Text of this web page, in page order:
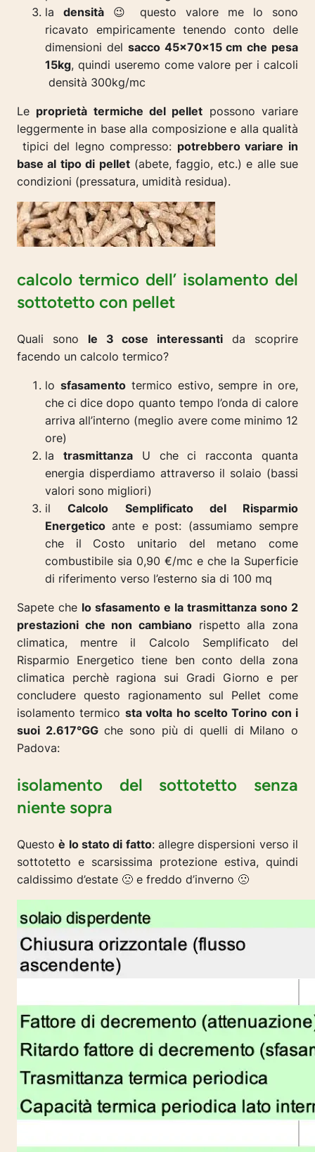
la densità 😉 questo valore me lo sono
ricavato empiricamente tenendo conto delle
dimensioni del sacco 45x70x15 cm che pesa
15kg, quindi useremo come valore per i calcoli
densità 300kg/mc
Le proprietà termiche del pellet possono variare
leggermente in base alla composizione e alla qualità
tipici del legno compresso: potrebbero variare in
base al tipo di pellet(abete, faggio, etc.) e alle sue
condizioni (pressatura, umidità residua).
calcolo termico dell’ isolamento del
sottotetto con pellet
Quali sono le 3 cose interessanti da scoprire
facendo un calcolo termico?
lo sfasamentotermico estivo, sempre in ore,
che ci dice dopo quanto tempo l’onda di calore
arriva all’interno (meglio avere come minimo 12
ore)
la trasmittanzaU che ci racconta quanta
energia disperdiamo attraverso il solaio (bassi
valori sono migliori)
ilCalcolo Semplificato del Risparmio
Energetico ante e post: (assumiamo sempre
che il Costo unitario del metano come
combustibile sia 0,90 €/mc e che la Superficie
di riferimento verso l’esterno sia di 100 mq
Sapete che lo sfasamento e la trasmittanza sono 2
prestazioni che non cambiano rispetto alla zona
climatica, mentre il Calcolo Semplificato del
Risparmio Energetico tiene ben conto della zona
climatica perchè ragiona sui Gradi Giorno e per
concludere questo ragionamento sul Pellet come
isolamento termico sta volta ho scelto Torino con i
suoi 2.617°GGche sono più di quelli di Milano o
Padova:
isolamento del sottotetto senza
niente sopra
Questoè lo stato di fatto: allegre dispersioni verso il
sottotetto e scarsissima protezione estiva, quindi
caldissimo d’estate 🙁 e freddo d’inverno 🙁